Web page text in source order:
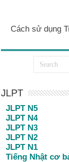
Cách sử dụng
JLPT
JLPT N5
JLPT N4
JLPT N3
JLPT N2
JLPT N1
Tiếng Nhật cơ